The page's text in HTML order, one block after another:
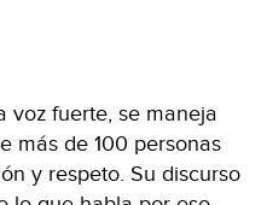
voz fuerte, se maneja
más de 100 personas
y respeto. Su discurso